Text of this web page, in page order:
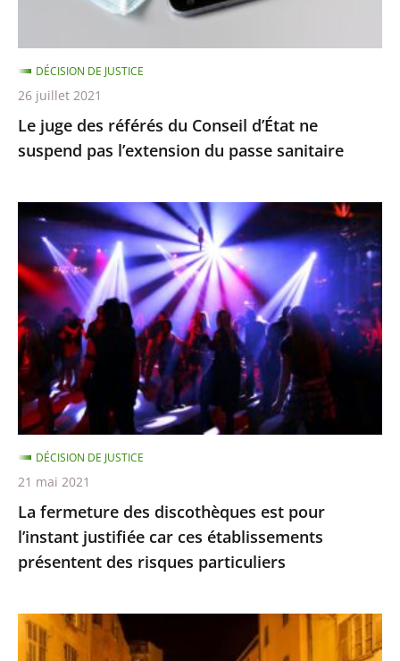
pas
l’extension
du
passe
sanitaire
Le juge des référés du Conseil d’État ne
suspend pas l’extension du passe sanitaire
DÉCISION DE JUSTICE
26 juillet 2021
La
fermeture
des
discothèques
est
pour
l’instant
justifiée
car
ces
établissements
présentent
des
risques
particuliers
La fermeture des discothèques est pour
l’instant justifiée car ces établissements
présentent des risques particuliers
DÉCISION DE JUSTICE
21 mai 2021
Les
restrictions